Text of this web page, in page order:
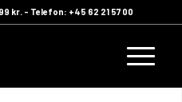
kr. - Telefon: +45 62 21 57 00